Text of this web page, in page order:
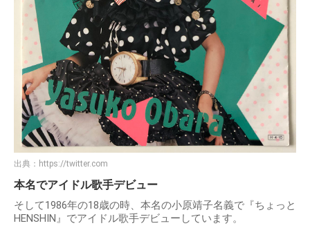
出典： https://twitter.com
本名でアイドル歌手デビュー
そして1986年の18歳の時、本名の小原靖子名義で『ちょっと
HENSHIN』でアイドル歌手デビューしています。